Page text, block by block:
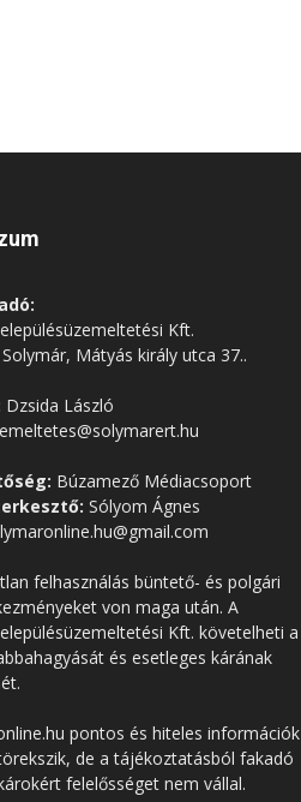
Kft.
Mátyás király utca 37..
Dzsida László
Búzamező Médiacsoport
Sólyom Ágnes
felhasználás büntető- és polgári
von maga után. A
Kft. követelheti a
és esetleges kárának
pontos és hiteles információk
de a tájékoztatásból fakadó
felelősséget nem vállal.